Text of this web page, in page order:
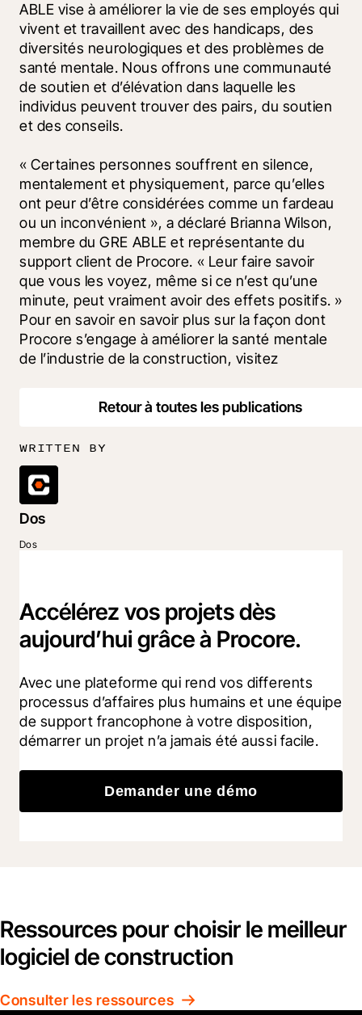
ABLE vise à améliorer la vie de ses employés qui
vivent et travaillent avec des handicaps, des
diversités neurologiques et des problèmes de
santé mentale. Nous offrons une communauté
de soutien et d’élévation dans laquelle les
individus peuvent trouver des pairs, du soutien
et des conseils.
« Certaines personnes souffrent en silence,
mentalement et physiquement, parce qu’elles
ont peur d’être considérées comme un fardeau
ou un inconvénient », a déclaré Brianna Wilson,
membre du GRE ABLE et représentante du
support client de Procore. « Leur faire savoir
que vous les voyez, même si ce n’est qu’une
minute, peut vraiment avoir des effets positifs. »
Pour en savoir en savoir plus sur la façon dont
Procore s’engage à améliorer la santé mentale
de l’industrie de la construction, visitez
Retour à toutes les publications
WRITTEN BY
Dos
Dos
Accélérez vos projets dès
aujourd’hui grâce à Procore.
Avec une plateforme qui rend vos differents
processus d’affaires plus humains et une équipe
de support francophone à votre disposition,
démarrer un projet n’a jamais été aussi facile.
Demander une démo
Ressources pour choisir le meilleur
logiciel de construction
Consulter les ressources